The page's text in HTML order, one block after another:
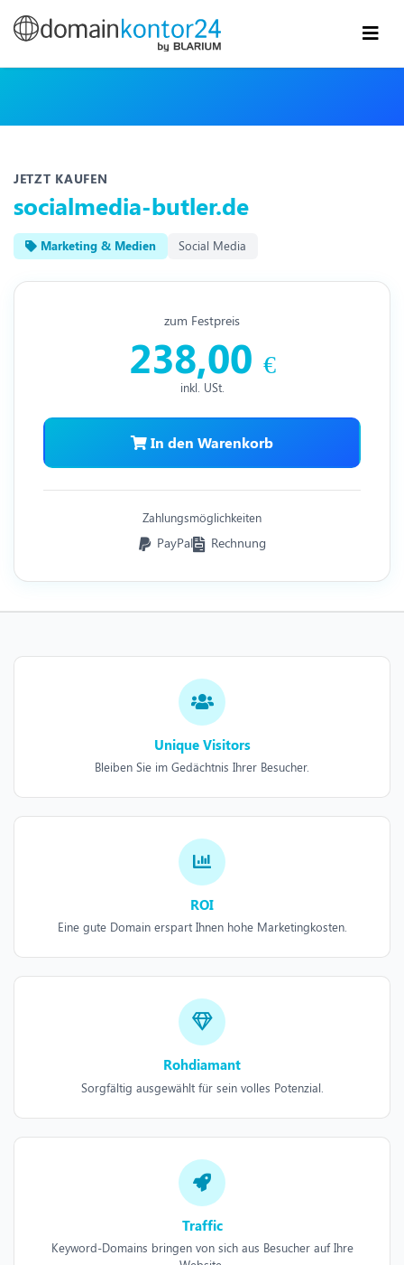
JETZT KAUFEN
socialmedia-butler.de
Marketing & Medien Social Media
zum Festpreis
238,00 €
inkl. USt.
In den Warenkorb
Zahlungsmöglichkeiten
PayPal Rechnung
Unique Visitors
Bleiben Sie im Gedächtnis Ihrer Besucher.
ROI
Eine gute Domain erspart Ihnen hohe Marketingkosten.
Rohdiamant
Sorgfältig ausgewählt für sein volles Potenzial.
Traffic
Keyword-Domains bringen von sich aus Besucher auf Ihre